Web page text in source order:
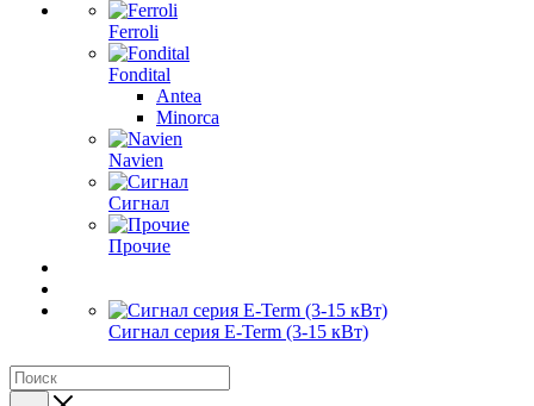
Ferroli
Fondital
Antea
Minorca
Navien
Сигнал
Прочие
Сигнал серия E-Term (3-15 кВт)